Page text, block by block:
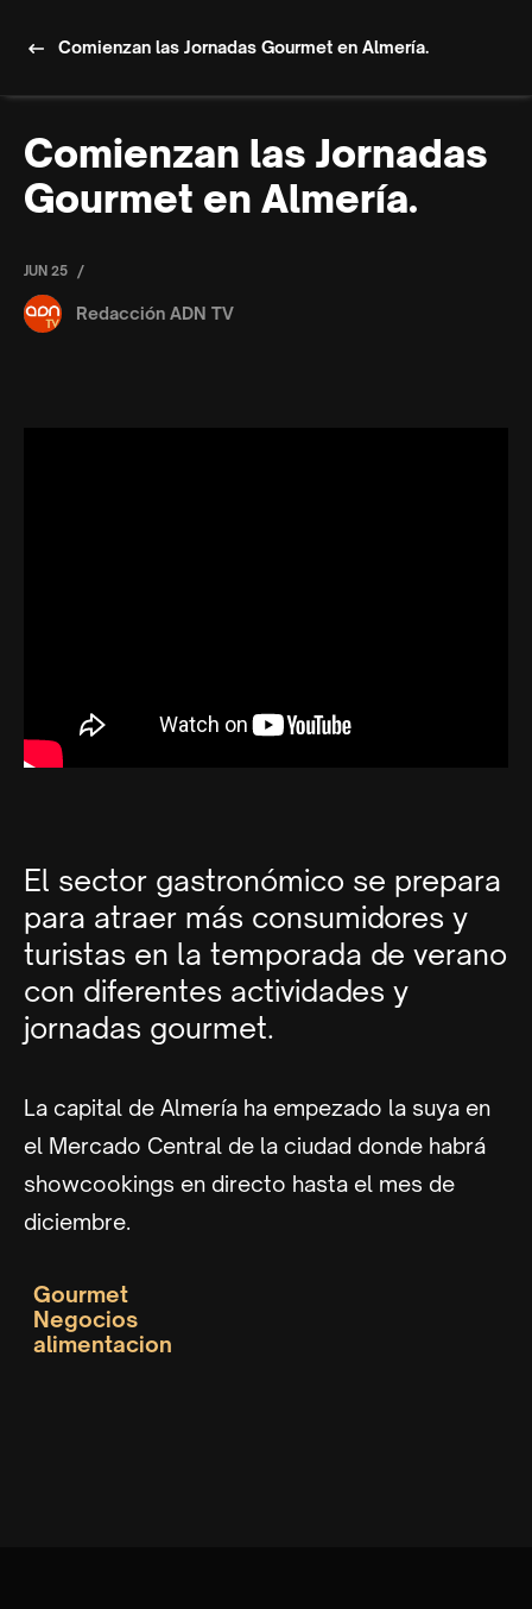
Comienzan las Jornadas Gourmet en Almería.
Comienzan las Jornadas
Gourmet en Almería.
JUN 25 /
Redacción ADN TV
El sector gastronómico se prepara
para atraer más consumidores y
turistas en la temporada de verano
con diferentes actividades y
jornadas gourmet.
La capital de Almería ha empezado la suya en
el Mercado Central de la ciudad donde habrá
showcookings en directo hasta el mes de
diciembre.
Gourmet
Negocios
alimentacion